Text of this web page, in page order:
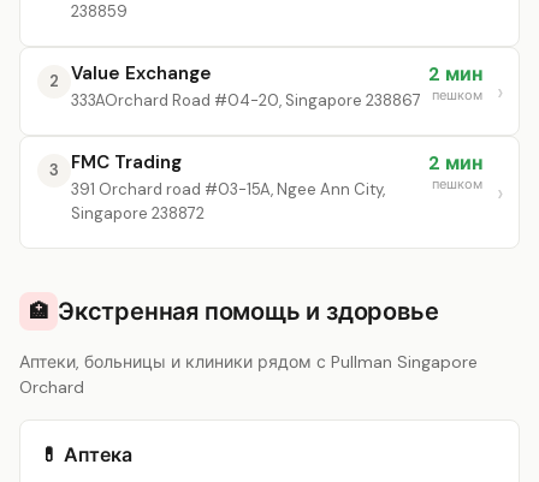
238859
2 Value Exchange
333AOrchard Road #04-20, Singapore 238867
2 мин
пешком
3 FMC Trading
391 Orchard road #03-15A, Ngee Ann City,
Singapore 238872
2 мин
пешком
🏥 Экстренная помощь и здоровье
Аптеки, больницы и клиники рядом с Pullman Singapore
Orchard
💊 Аптека